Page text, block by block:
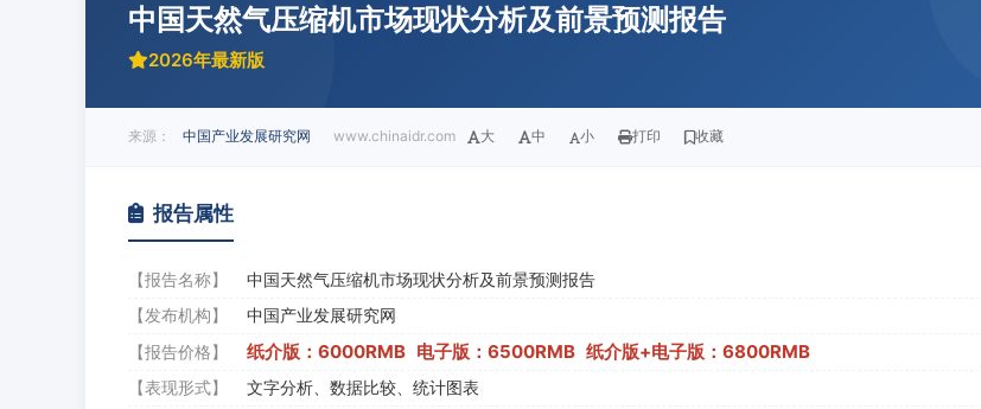
中国天然气压缩机市场现状分析及前景预测报告
2026年最新版
来源： 中国产业发展研究网 www.chinaidr.com 大 中 小 打印 收藏
报告属性
【报告名称】
中国天然气压缩机市场现状分析及前景预测报告
【发布机构】
中国产业发展研究网
【报告价格】
纸介版：6000RMB 电子版：6500RMB 纸介版+电子版：6800RMB
【表现形式】
文字分析、数据比较、统计图表